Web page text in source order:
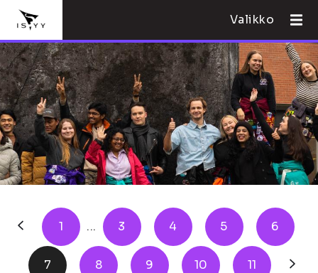
Valikko
1 ... 3 4 5 6
7 8 9 10 11